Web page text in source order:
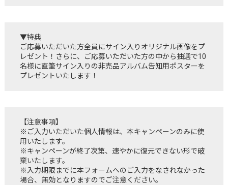
▼特典
ご応募いただいた方全員にサイン入りオリジナル画像をプ
レゼント！さらに、ご応募いただいた方の中から抽選で10
名様に直筆サイン入りの非売品アルバム告知用ポスターを
プレゼントいたします！
【注意事項】
※ご入力いただいた個人情報は、本キャンペーンのみに使
用いたします。
※キャンペーンが終了次第、速やかに復元できない形で破
棄いたします。
※入力期限までに本フォームへのご入力をなされなかった
場合、無効となりますのでご注意ください。